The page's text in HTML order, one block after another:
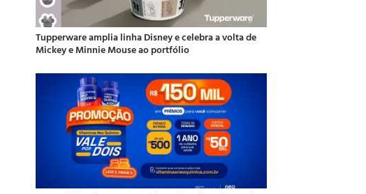
Tupperware amplia linha Disney e celebra a volta de
Mickey e Minnie Mouse ao portfólio